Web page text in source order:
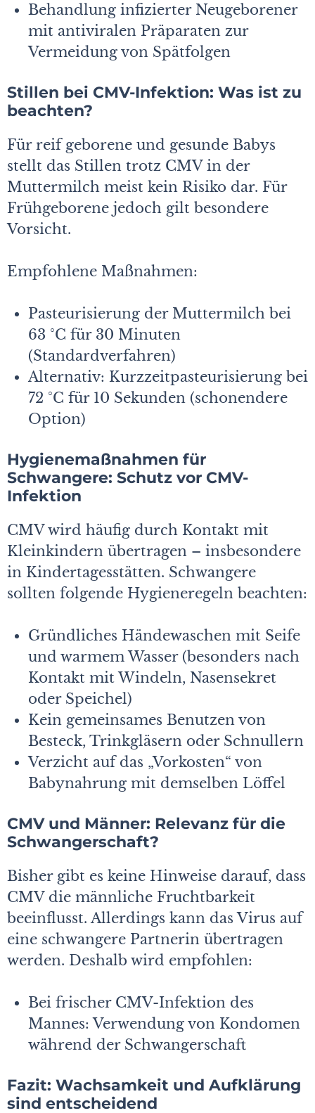
Behandlung infizierter Neugeborener
mit antiviralen Präparaten zur
Vermeidung von Spätfolgen
Stillen bei CMV-Infektion: Was ist zu
beachten?
Für reif geborene und gesunde Babys
stellt das Stillen trotz CMV in der
Muttermilch meist kein Risiko dar. Für
Frühgeborene jedoch gilt besondere
Vorsicht.
Empfohlene Maßnahmen:
Pasteurisierung der Muttermilch bei
63 °C für 30 Minuten
(Standardverfahren)
Alternativ: Kurzzeitpasteurisierung bei
72 °C für 10 Sekunden (schonendere
Option)
Hygienemaßnahmen für
Schwangere: Schutz vor CMV-
Infektion
CMV wird häufig durch Kontakt mit
Kleinkindern übertragen – insbesondere
in Kindertagesstätten. Schwangere
sollten folgende Hygieneregeln beachten:
Gründliches Händewaschen mit Seife
und warmem Wasser (besonders nach
Kontakt mit Windeln, Nasensekret
oder Speichel)
Kein gemeinsames Benutzen von
Besteck, Trinkgläsern oder Schnullern
Verzicht auf das „Vorkosten“ von
Babynahrung mit demselben Löffel
CMV und Männer: Relevanz für die
Schwangerschaft?
Bisher gibt es keine Hinweise darauf, dass
CMV die männliche Fruchtbarkeit
beeinflusst. Allerdings kann das Virus auf
eine schwangere Partnerin übertragen
werden. Deshalb wird empfohlen:
Bei frischer CMV-Infektion des
Mannes: Verwendung von Kondomen
während der Schwangerschaft
Fazit: Wachsamkeit und Aufklärung
sind entscheidend